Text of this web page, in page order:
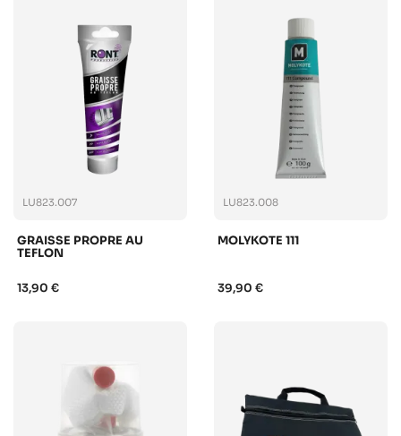
LU823.007
GRAISSE PROPRE AU
TEFLON
13,90 €
LU823.008
MOLYKOTE 111
39,90 €